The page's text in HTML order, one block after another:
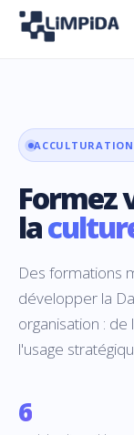
Formez
la
Des formations
développer la
organisation :
l'usage
6